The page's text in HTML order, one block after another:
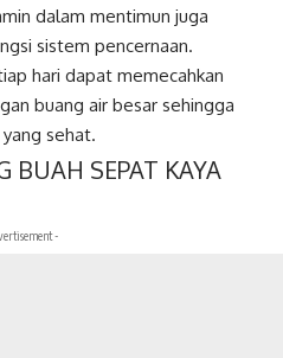
dalam mentimun juga
sistem pencernaan.
hari dapat memecahkan
buang air besar sehingga
sehat.
BUAH SEPAT KAYA
-